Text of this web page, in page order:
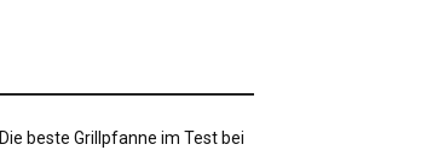
Die beste Grillpfanne im Test bei